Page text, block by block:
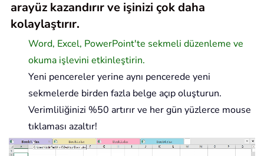
arayüz kazandırır ve işinizi çok daha
kolaylaştırır.
Word, Excel, PowerPoint'te sekmeli düzenleme ve
okuma işlevini etkinleştirin.
Yeni pencereler yerine aynı pencerede yeni
sekmelerde birden fazla belge açıp oluşturun.
Verimliliğinizi %50 artırır ve her gün yüzlerce mouse
tıklaması azaltır!